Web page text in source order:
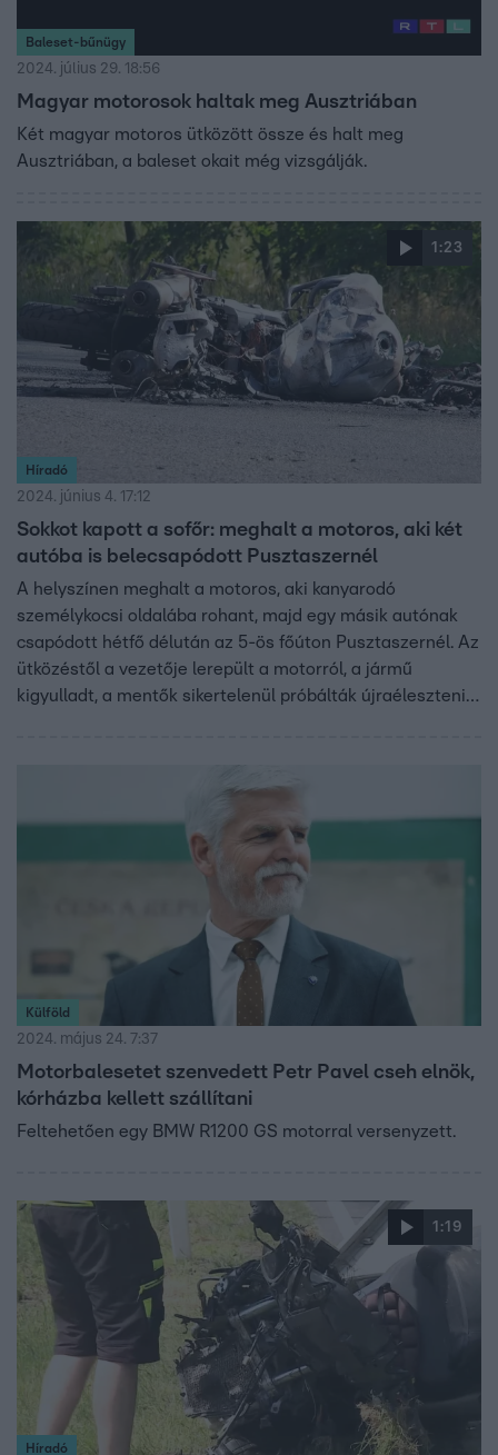
Baleset-bűnügy
2024. július 29. 18:56
Magyar motorosok haltak meg Ausztriában
Két magyar motoros ütközött össze és halt meg
Ausztriában, a baleset okait még vizsgálják.
1:23
Híradó
2024. június 4. 17:12
Sokkot kapott a sofőr: meghalt a motoros, aki két
autóba is belecsapódott Pusztaszernél
A helyszínen meghalt a motoros, aki kanyarodó
személykocsi oldalába rohant, majd egy másik autónak
csapódott hétfő délután az 5-ös főúton Pusztaszernél. Az
ütközéstől a vezetője lerepült a motorról, a jármű
kigyulladt, a mentők sikertelenül próbálták újraéleszteni a
Külföld
2024. május 24. 7:37
Motorbalesetet szenvedett Petr Pavel cseh elnök,
kórházba kellett szállítani
Feltehetően egy BMW R1200 GS motorral versenyzett.
1:19
Híradó